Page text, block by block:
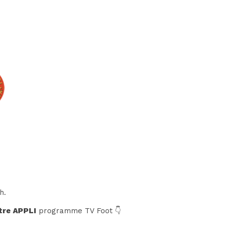
APPLI programme TV Foot 👇